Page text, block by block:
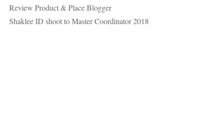
Review Product & Place Blogger
Shaklee ID shoot to Master Coordinator 2018